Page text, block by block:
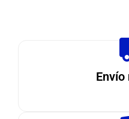
Envío